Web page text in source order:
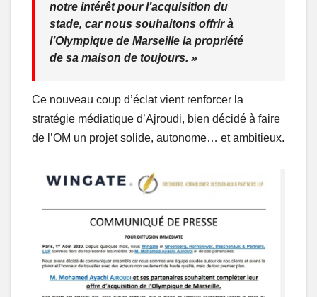
notre intérêt pour l’acquisition du
stade, car nous souhaitons offrir à
l’Olympique de Marseille la propriété
de sa maison de toujours. »
Ce nouveau coup d’éclat vient renforcer la
stratégie médiatique d’Ajroudi, bien décidé à faire
de l’OM un projet solide, autonome… et ambitieux.